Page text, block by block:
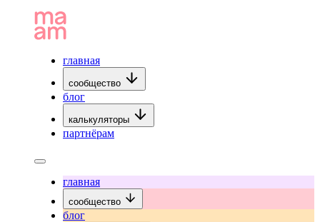
главная
сообщество
блог
калькуляторы
партнёрам
главная
сообщество
блог